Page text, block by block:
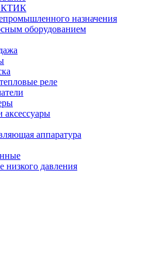
назначения
оборудованием
реле
аксессуары
аппаратура
низкого давления